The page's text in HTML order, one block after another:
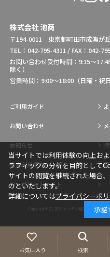
お気に入り 検索
株式会社 池商
〒194-0011 東京都町田市成瀬が
TEL：042-795-4311 / FAX：042-
お問い合わせ受付時間：9:15～
除く）
営業時間：9:00～18:00（日曜・祝
ご利用ガイド
お問い合わせ
お知らせ
総合利用規約
コーポレートサイト
Copyright (C) 2024 キッチン用品・調理用品
当サイトでは利用体験の向上お
ラフィックの分析を目的として
サイトの閲覧を継続された場合
のといたします。
詳細についてはプライバシーポ
承諾